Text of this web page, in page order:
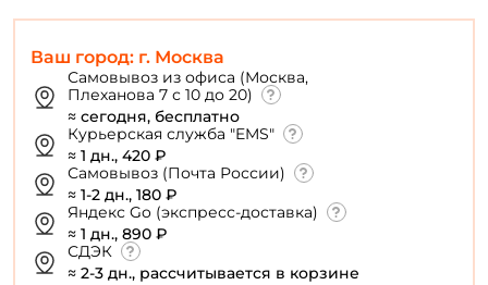
Ваш город: г. Москва
Самовывоз из офиса (Москва,
Плеханова 7 с 10 до 20)
≈ сегодня, бесплатно
Курьерская служба "EMS"
≈ 1 дн., 420 ₽
Самовывоз (Почта России)
≈ 1-2 дн., 180 ₽
Яндекс Go (экспресс-доставка)
≈ 1 дн., 890 ₽
СДЭК
≈ 2-3 дн., рассчитывается в корзине